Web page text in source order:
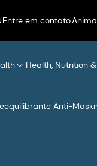
Entre em contato
Health, Nutrition
Anti-